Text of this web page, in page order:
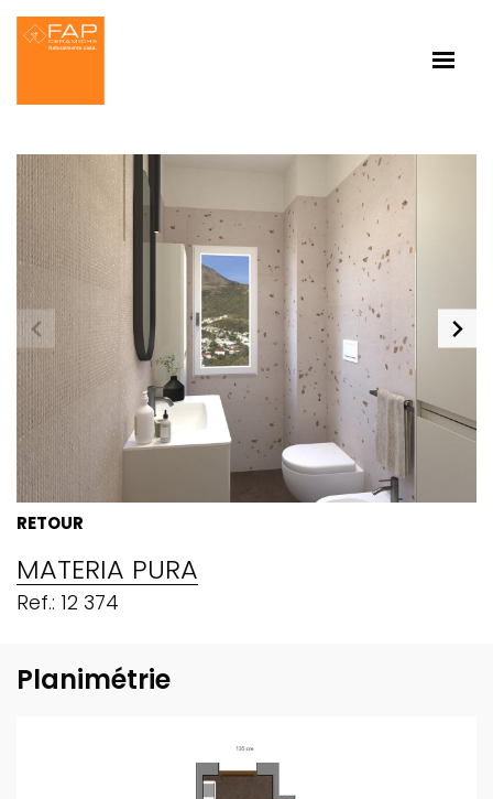
RETOUR
MATERIA PURA
Ref.: 12 374
Planimétrie